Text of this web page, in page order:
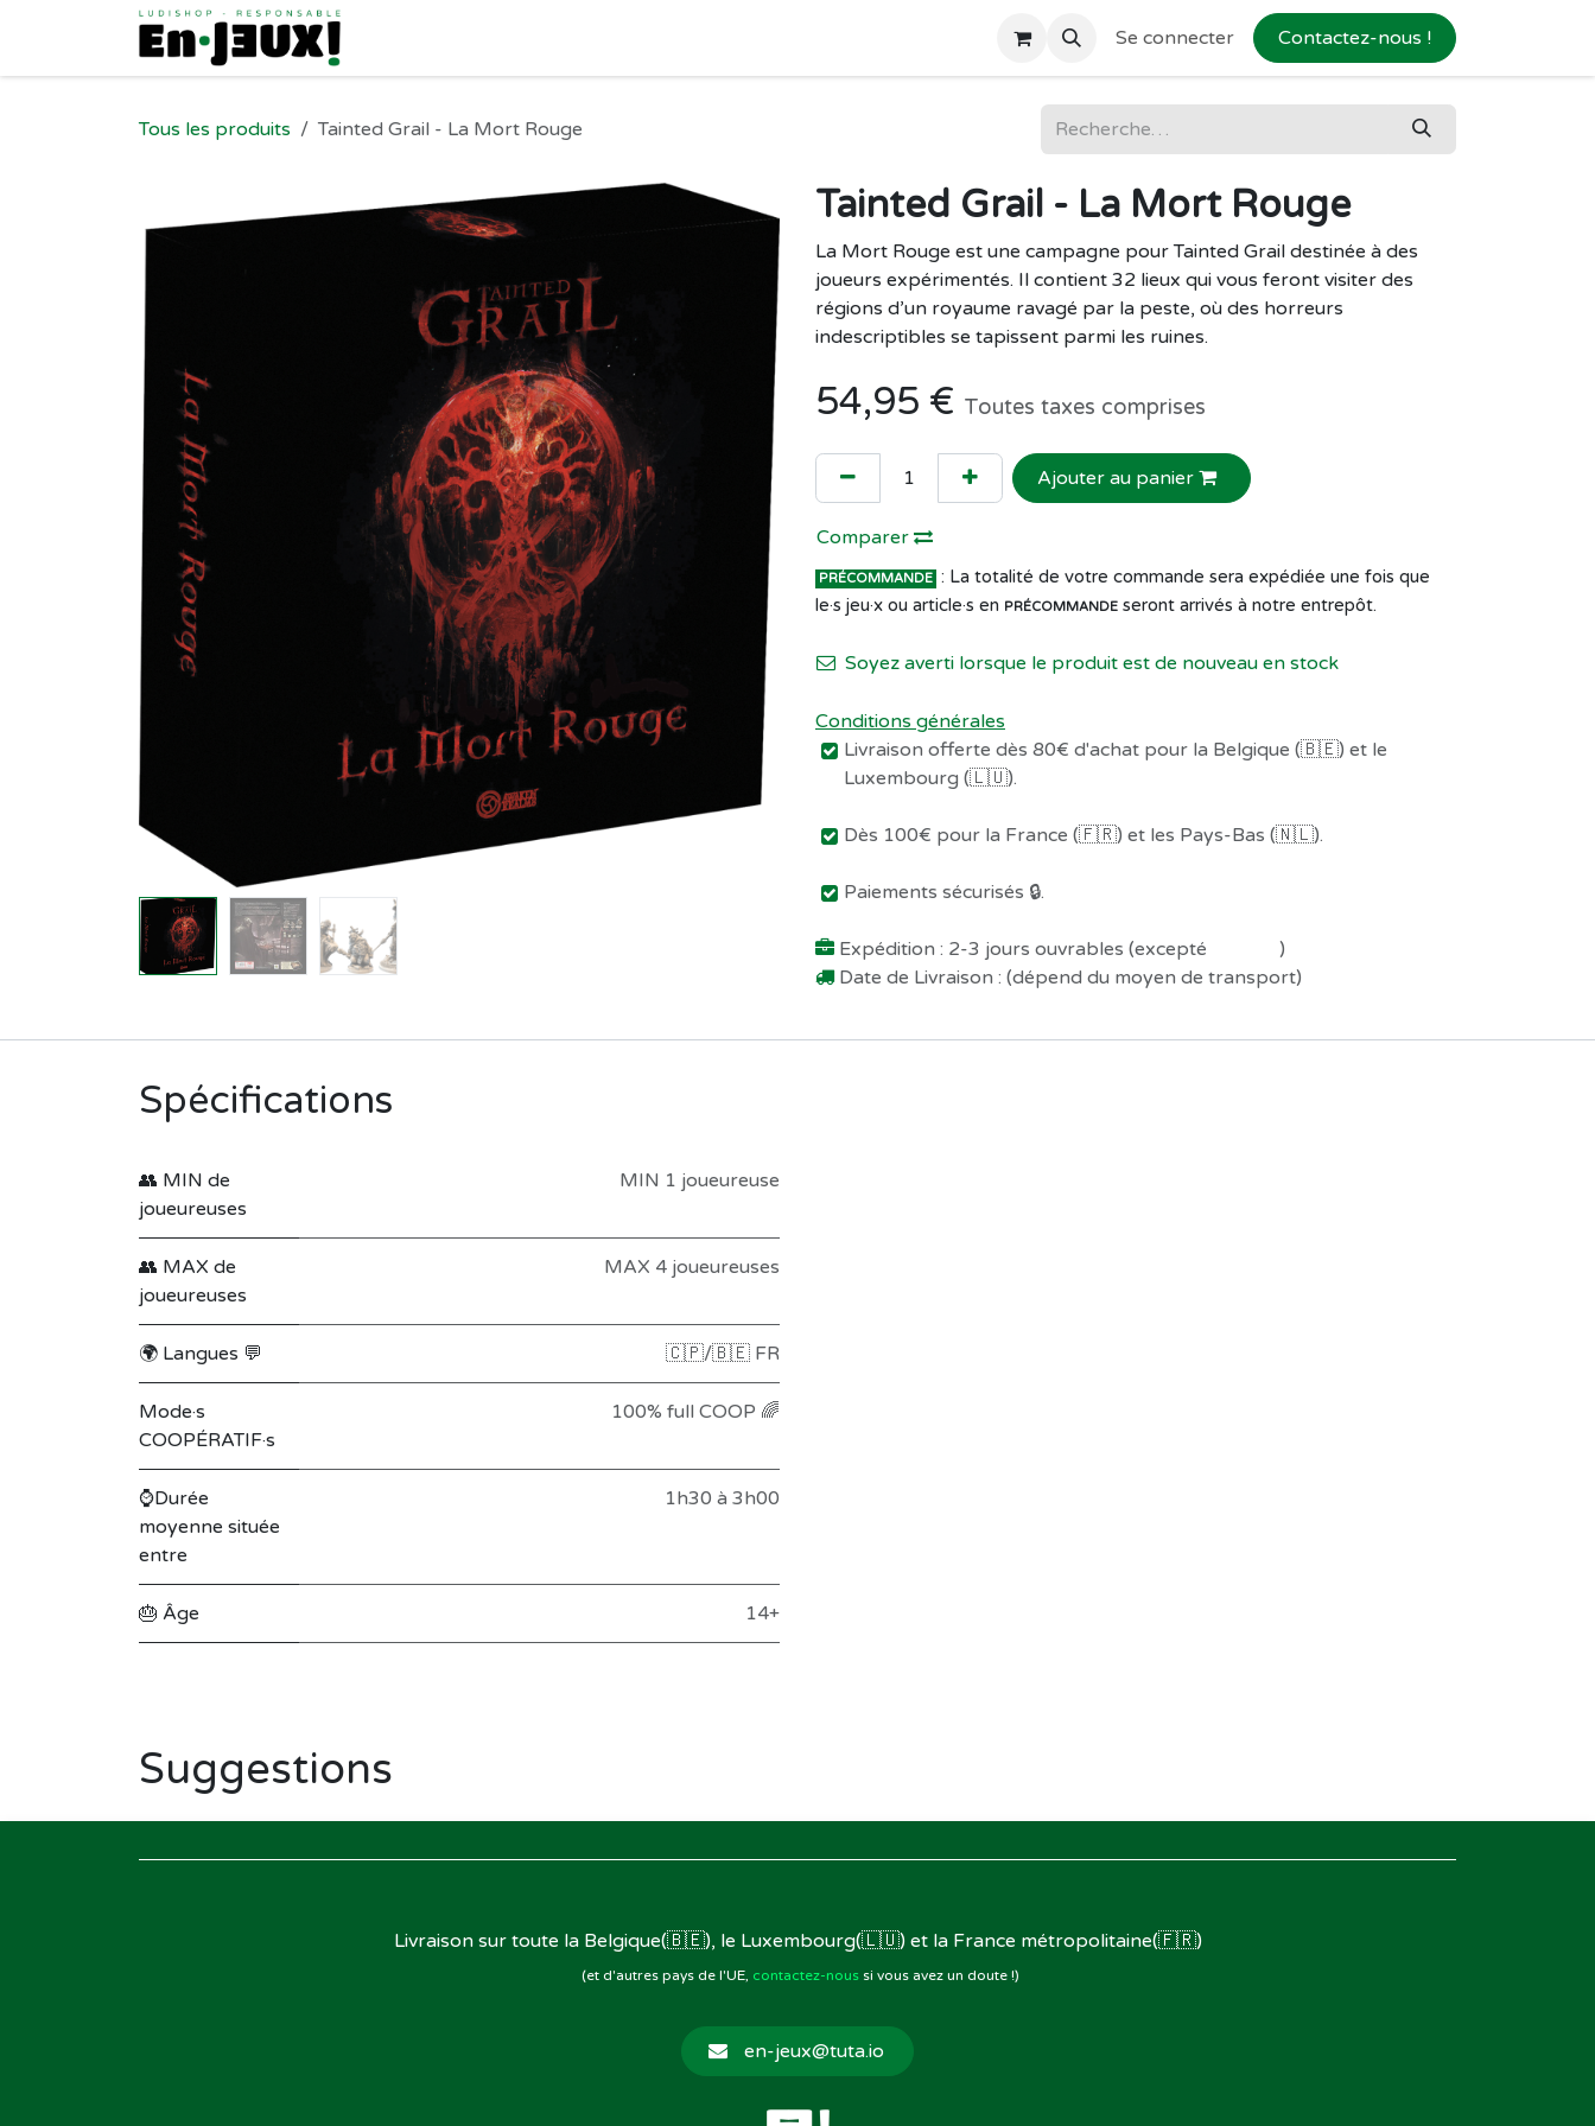
Se rendre au contenu
Se connecter Contactez-nous !
Tous les produits Tainted Grail - La Mort Rouge
Tainted Grail - La Mort Rouge
La Mort Rouge est une campagne pour Tainted Grail destinée à des
joueurs expérimentés. Il contient 32 lieux qui vous feront visiter des
régions d’un royaume ravagé par la peste, où des horreurs
indescriptibles se tapissent parmi les ruines.
54,95 € Toutes taxes comprises
Ajouter au panier
Comparer
PRÉCOMMANDE : La totalité de votre commande sera expédiée une fois que
le·s jeu·x ou article·s en PRÉCOMMANDE seront arrivés à notre entrepôt.
Soyez averti lorsque le produit est de nouveau en stock
Conditions générales
Livraison offerte dès 80€ d'achat pour la Belgique (🇧🇪) et le
Luxembourg (🇱🇺).
Dès 100€ pour la France (🇫🇷) et les Pays-Bas (🇳🇱).
Paiements sécurisés 🔒.
Expédition : 2-3 jours ouvrables (excepté
)
Date de Livraison : (dépend du moyen de transport)
Spécifications
👥 MIN de
joueureuses
MIN 1 joueureuse
👥 MAX de
joueureuses
MAX 4 joueureuses
🌍 Langues 💬 🇨🇵/🇧🇪 FR
Mode·s
COOPÉRATIF·s
100% full COOP 🌈
⌚Durée
moyenne située
entre
1h30 à 3h00
🎂 Âge 14+
Suggestions
Livraison sur toute la Belgique(🇧🇪), le Luxembourg(🇱🇺) et la France métropolitaine(🇫🇷)
(et d'autres pays de l'UE, contactez-noussi vous avez un doute !)
en-jeux@tuta.io